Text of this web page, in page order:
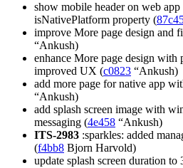
show mobile header on web app
isNativePlatform property (
improve More page design and
“Ankush)
enhance More page design with
improved UX (c0823 “Ankush)
add more page for native app
“Ankush)
add splash screen image with
messaging (4e458 “Ankush)
ITS-2983 :sparkles: added
(f4bb8 Bjorn Harvold)
update splash screen duration to